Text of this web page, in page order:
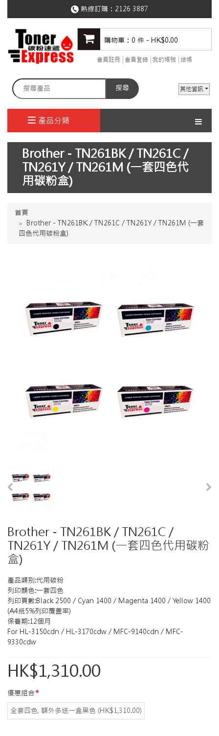
熱線訂購： 2126 3887
購物車：0 件 - HK$0.00
會員註冊 會員登錄 我的帳號 結帳
搜尋 其他資訊
產品分類
Brother - TN261BK / TN261C /
TN261Y / TN261M (一套四色代
用碳粉盒)
首頁
Brother - TN261BK / TN261C / TN261Y / TN261M (一套
四色代用碳粉盒)
Brother - TN261BK / TN261C /
TN261Y / TN261M (一套四色代用碳粉
盒)
產品類别:代用碳粉
列印顏色:一套四色
列印頁數:Black 2500 / Cyan 1400 / Magenta 1400 / Yellow 1400
(A4紙5%列印覆盖率)
保養期:12個月
For HL-3150cdn / HL-3170cdw / MFC-9140cdn / MFC-
9330cdw
HK$1,310.00
優惠組合
全套四色, 額外多送一盒黑色 (HK$1,310.00)